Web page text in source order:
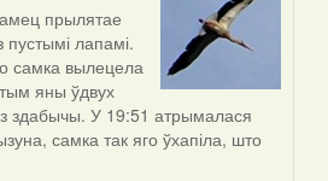
прылятае
лапамі.
самка вылецела
яны ўдвух
здабычы. У 19:51 атрымалася
самка так яго ўхапіла, што